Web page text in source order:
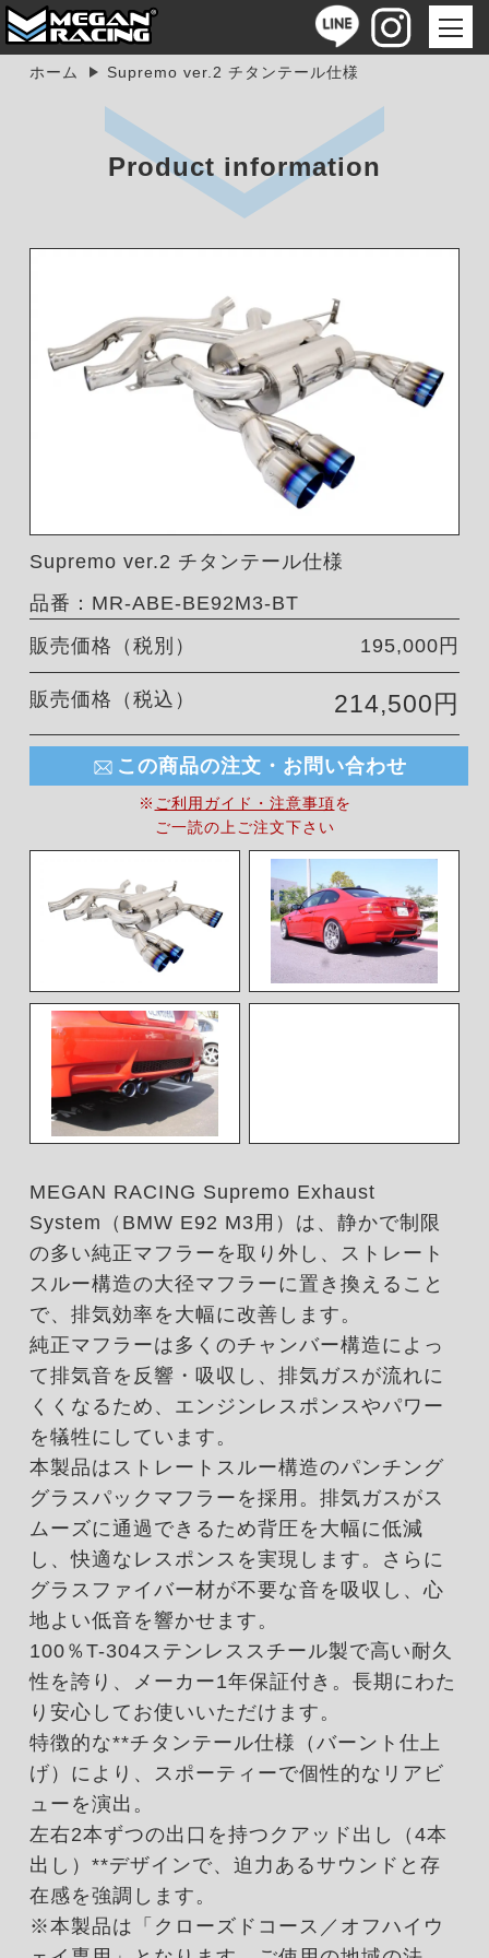
ホーム Supremo ver.2 チタンテール仕様
Product information
Supremo ver.2 チタンテール仕様
品番：MR-ABE-BE92M3-BT
販売価格（税別）
195,000円
販売価格（税込） 214,500円
この商品の注文・お問い合わせ
※ ご利用ガイド・注意事項を
ご一読の上ご注文下さい
MEGAN RACING Supremo Exhaust
System（BMW E92 M3用）は、静かで制限
の多い純正マフラーを取り外し、ストレート
スルー構造の大径マフラーに置き換えること
で、排気効率を大幅に改善します。
純正マフラーは多くのチャンバー構造によっ
て排気音を反響・吸収し、排気ガスが流れに
くくなるため、エンジンレスポンスやパワー
を犠牲にしています。
本製品はストレートスルー構造のパンチング
グラスパックマフラーを採用。排気ガスがス
ムーズに通過できるため背圧を大幅に低減
し、快適なレスポンスを実現します。さらに
グラスファイバー材が不要な音を吸収し、心
地よい低音を響かせます。
100％T-304ステンレススチール製で高い耐久
性を誇り、メーカー1年保証付き。長期にわた
り安心してお使いいただけます。
特徴的な**チタンテール仕様（バーント仕上
げ）により、スポーティーで個性的なリアビ
ューを演出。
左右2本ずつの出口を持つクアッド出し（4本
出し）**デザインで、迫力あるサウンドと存
在感を強調します。
※本製品は「クローズドコース／オフハイウ